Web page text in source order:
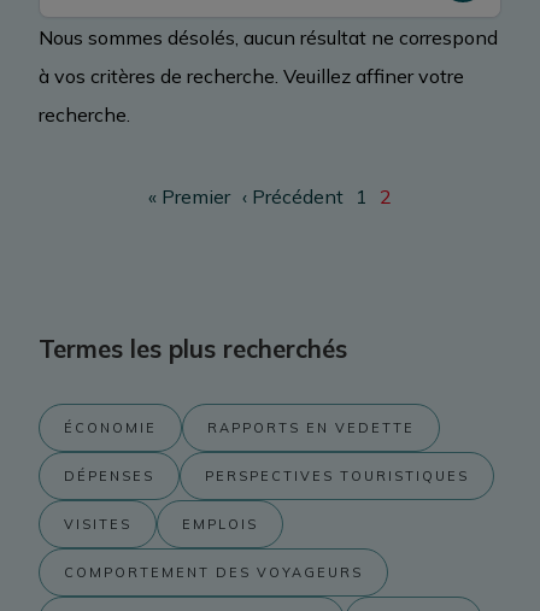
Nous sommes désolés, aucun résultat ne correspond
à vos critères de recherche. Veuillez affiner votre
recherche.
Première page
« Premier Page précédente
‹ Précédent Page
1 Page
2
Termes les plus recherchés
ÉCONOMIE RAPPORTS EN VEDETTE
DÉPENSES PERSPECTIVES TOURISTIQUES
VISITES EMPLOIS
COMPORTEMENT DES VOYAGEURS